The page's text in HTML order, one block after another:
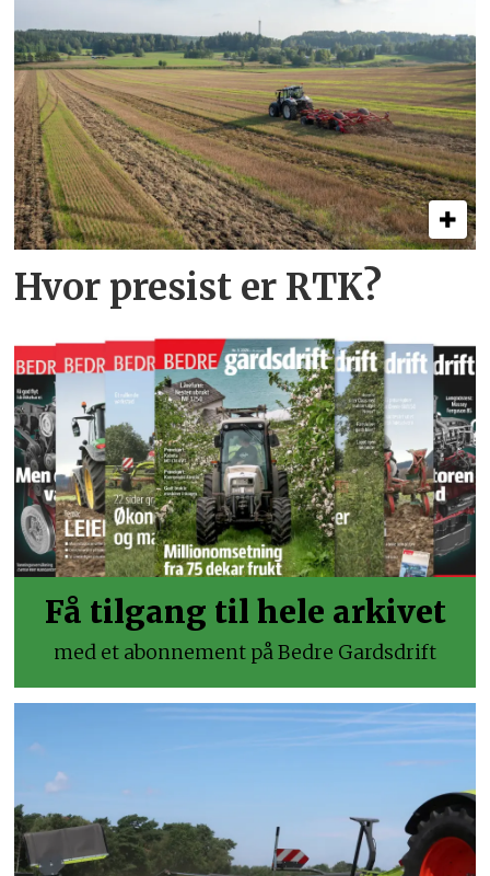
Hvor presist er RTK?
Få tilgang til hele arkivet
med et abonnement på Bedre Gardsdrift